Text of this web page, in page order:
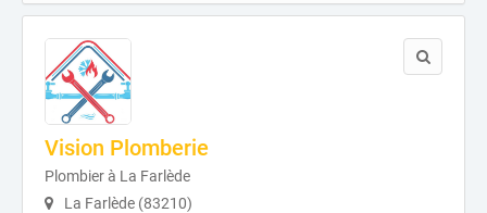
Vision Plomberie
Plombier à La Farlède
La Farlède (83210)